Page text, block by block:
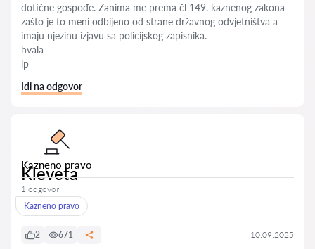
dotične gospođe. Zanima me prema čl 149. kaznenog zakona
zašto je to meni odbijeno od strane državnog odvjetništva a
imaju njezinu izjavu sa policijskog zapisnika.
hvala
lp
Idi na odgovor
Kazneno pravo
Kleveta
1 odgovor
Kazneno pravo
2 671 10.09.2025